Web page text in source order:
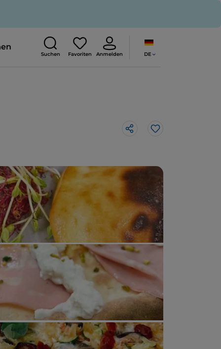
Suchen Favoriten Anmelden DE
Like